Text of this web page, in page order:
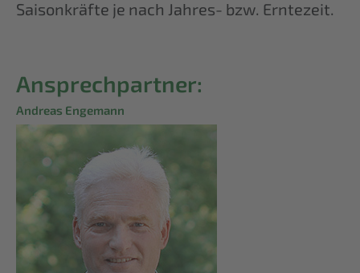
Saisonkräfte je nach Jahres- bzw. Erntezeit.
Ansprechpartner:
Andreas Engemann